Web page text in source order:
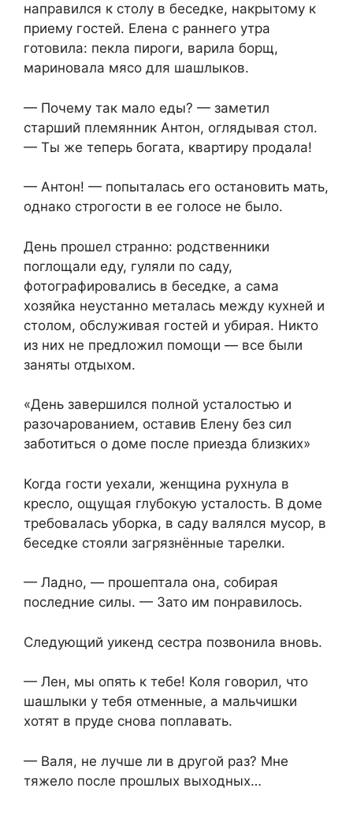
направился к столу в беседке, накрытому к
приему гостей. Елена с раннего утра
готовила: пекла пироги, варила борщ,
мариновала мясо для шашлыков.
— Почему так мало еды? — заметил
старший племянник Антон, оглядывая стол.
— Ты же теперь богата, квартиру продала!
— Антон! — попыталась его остановить мать,
однако строгости в ее голосе не было.
День прошел странно: родственники
поглощали еду, гуляли по саду,
фотографировались в беседке, а сама
хозяйка неустанно металась между кухней и
столом, обслуживая гостей и убирая. Никто
из них не предложил помощи — все были
заняты отдыхом.
«День завершился полной усталостью и
разочарованием, оставив Елену без сил
заботиться о доме после приезда близких»
Когда гости уехали, женщина рухнула в
кресло, ощущая глубокую усталость. В доме
требовалась уборка, в саду валялся мусор, в
беседке стояли загрязнённые тарелки.
— Ладно, — прошептала она, собирая
последние силы. — Зато им понравилось.
Следующий уикенд сестра позвонила вновь.
— Лен, мы опять к тебе! Коля говорил, что
шашлыки у тебя отменные, а мальчишки
хотят в пруде снова поплавать.
— Валя, не лучше ли в другой раз? Мне
тяжело после прошлых выходных…